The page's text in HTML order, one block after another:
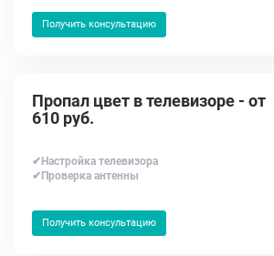
Получить консультацию
Пропал цвет в телевизоре - от
610 руб.
✔Настройка телевизора
✔Проверка антенны
Получить консультацию